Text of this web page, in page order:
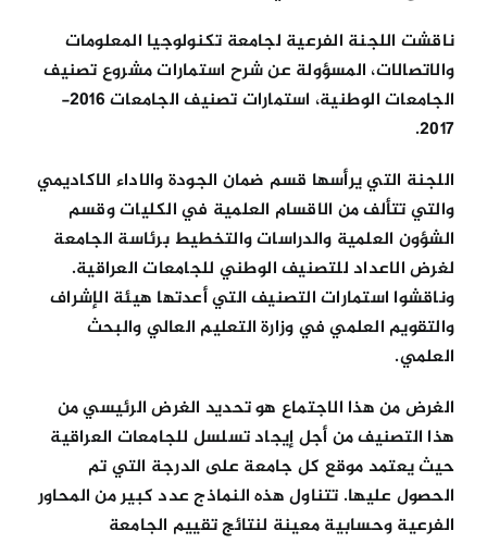
الكليات
الخدمات
اتصل بنا
ناقشت اللجنة الفرعية لجامعة تكنولوجيا المعلومات
والاتصالات، المسؤولة عن شرح استمارات مشروع تصنيف
الجامعات الوطنية، استمارات تصنيف الجامعات 2016-
2017.
اللجنة التي يرأسها قسم ضمان الجودة والاداء الاكاديمي
والتي تتألف من الاقسام العلمية في الكليات وقسم
الشؤون العلمية والدراسات والتخطيط برئاسة الجامعة
لغرض الاعداد للتصنيف الوطني للجامعات العراقية.
وناقشوا استمارات التصنيف التي أعدتها هيئة الإشراف
والتقويم العلمي في وزارة التعليم العالي والبحث
العلمي.
الغرض من هذا الاجتماع هو تحديد الغرض الرئيسي من
هذا التصنيف من أجل إيجاد تسلسل للجامعات العراقية
حيث يعتمد موقع كل جامعة على الدرجة التي تم
الحصول عليها. تتناول هذه النماذج عدد كبير من المحاور
الفرعية وحسابية معينة لنتائج تقييم الجامعة